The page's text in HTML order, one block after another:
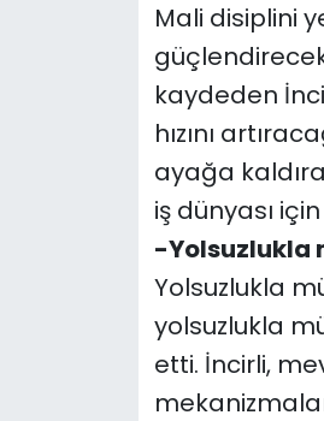
Mali disiplini
kaydeden
hızını
ayağa
iş dünyası
-Yolsuzlukla
Yolsuzlukla
yolsuzlukla
etti. İncirli,